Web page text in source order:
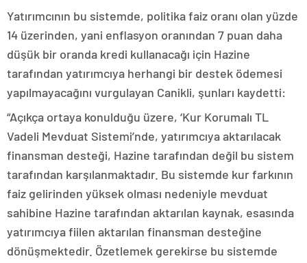
Yatırımcının bu sistemde, politika faiz oranı olan yüzde
14 üzerinden, yani enflasyon oranından 7 puan daha
düşük bir oranda kredi kullanacağı için Hazine
tarafından yatırımcıya herhangi bir destek ödemesi
yapılmayacağını vurgulayan Canikli, şunları kaydetti:
“Açıkça ortaya konulduğu üzere, ‘Kur Korumalı TL
Vadeli Mevduat Sistemi’nde, yatırımcıya aktarılacak
finansman desteği, Hazine tarafından değil bu sistem
tarafından karşılanmaktadır. Bu sistemde kur farkının
faiz gelirinden yüksek olması nedeniyle mevduat
sahibine Hazine tarafından aktarılan kaynak, esasında
yatırımcıya fiilen aktarılan finansman desteğine
dönüşmektedir. Özetlemek gerekirse bu sistemde